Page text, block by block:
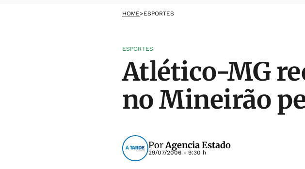
HOME>ESPORTES
ESPORTES
Atlético-MG
no Mineirão
PorAgencia Estado
29/07/2006 - 9:30 h